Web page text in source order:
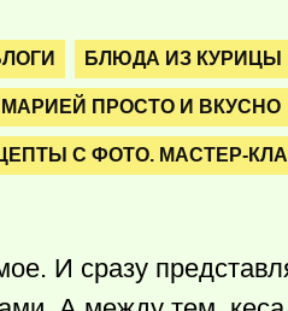
БЛЮДА ИЗ КУРИЦЫ
ПРОСТО И ВКУСНО
С ФОТО. МАСТЕР-
И сразу